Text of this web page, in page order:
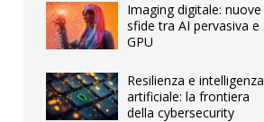
Imaging digitale: nuove
sfide tra AI pervasiva e
GPU
Resilienza e intelligenza
artificiale: la frontiera
della cybersecurity